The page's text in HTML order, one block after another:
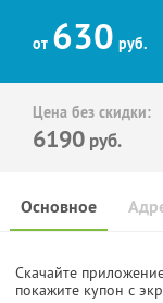
от 630 руб.
Цена без скидки:
6190 руб.
Основное
Скачайте
покажите купон с